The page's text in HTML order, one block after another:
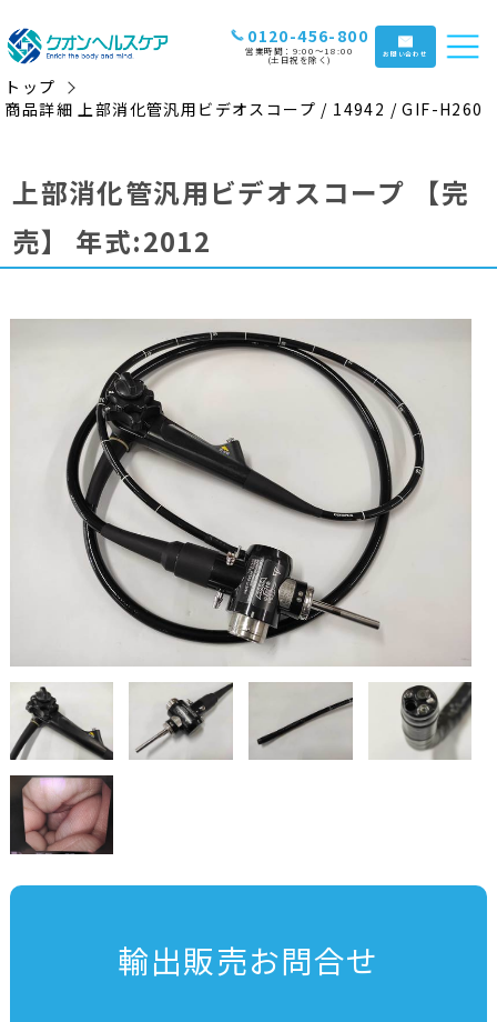
0120-456-800
営業時間：9:00〜18:00
(土日祝を除く) お問い合わせ
トップ
商品詳細 上部消化管汎用ビデオスコープ / 14942 / GIF-H260
上部消化管汎用ビデオスコープ
【完
売】
年式:2012
輸出販売お問合せ